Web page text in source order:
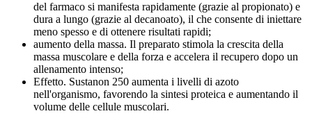
del farmaco si manifesta rapidamente (grazie al propionato) e
dura a lungo (grazie al decanoato), il che consente di iniettare
meno spesso e di ottenere risultati rapidi;
aumento della massa. Il preparato stimola la crescita della
massa muscolare e della forza e accelera il recupero dopo un
allenamento intenso;
Effetto. Sustanon 250 aumenta i livelli di azoto
nell'organismo, favorendo la sintesi proteica e aumentando il
volume delle cellule muscolari.